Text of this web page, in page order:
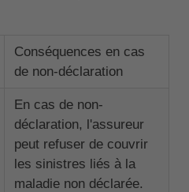
Conséquences en cas
de non-déclaration
En cas de non-
déclaration, l'assureur
peut refuser de couvrir
les sinistres liés à la
maladie non déclarée.